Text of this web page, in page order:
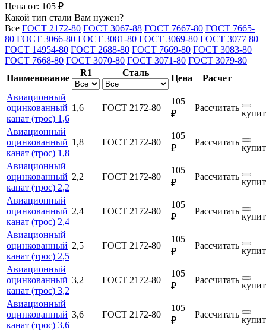
Цена от: 105 ₽
Какой тип стали Вам нужен?
Все ГОСТ 2172-80 ГОСТ 3067-88 ГОСТ 7667-80 ГОСТ 7665-
80 ГОСТ 3066-80 ГОСТ 3081-80 ГОСТ 3069-80 ГОСТ 3077 80
ГОСТ 14954-80 ГОСТ 2688-80 ГОСТ 7669-80 ГОСТ 3083-80
ГОСТ 7668-80 ГОСТ 3070-80 ГОСТ 3071-80 ГОСТ 3079-80
Наименование
R1 Сталь
Цена
Расчет
Авиационный
оцинкованный
канат (трос) 1,6
1,6 ГОСТ 2172-80
105
₽
Рассчитать
Авиационный
оцинкованный
канат (трос) 1,8
1,8 ГОСТ 2172-80
105
₽
Рассчитать
Авиационный
оцинкованный
канат (трос) 2,2
2,2 ГОСТ 2172-80
105
₽
Рассчитать
Авиационный
оцинкованный
канат (трос) 2,4
2,4 ГОСТ 2172-80
105
₽
Рассчитать
Авиационный
оцинкованный
канат (трос) 2,5
2,5 ГОСТ 2172-80
105
₽
Рассчитать
Авиационный
оцинкованный
канат (трос) 3,2
3,2 ГОСТ 2172-80
105
₽
Рассчитать
Авиационный
оцинкованный
канат (трос) 3,6
3,6 ГОСТ 2172-80
105
₽
Рассчитать